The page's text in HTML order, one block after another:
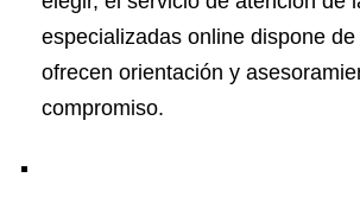
especializadas online dispone
ofrecen orientación y
compromiso.